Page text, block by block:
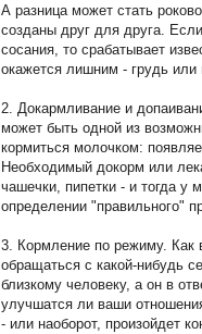
А разница может стать
созданы друг для друга.
сосания, то срабатывает
окажется лишним - грудь
2. Докармливание и
может быть одной из
кормиться молочком:
Необходимый докорм или
чашечки, пипетки - и тогда у
определении "правильного"
3. Кормление по режиму. Как
обращаться с какой-нибудь
близкому человеку, а он в
улучшатся ли ваши
- или наоборот, произойдет